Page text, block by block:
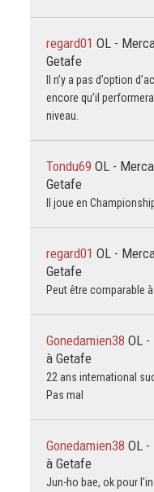
regard01 OL -
Getafe
Il n’y a pas d’option
encore qu’il
niveau.
Tondu69 OL -
Getafe
Il joue en
regard01 OL -
Getafe
Peut être comparable
Gonedamien38 OL
à Getafe
22 ans international
Pas mal
Gonedamien38 OL
à Getafe
Jun-ho bae, ok pour